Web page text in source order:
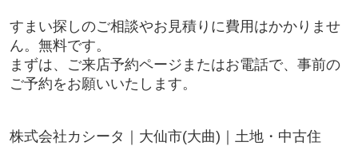
すまい探しのご相談やお見積りに費用はかかりませ
ん。無料です。
まずは、ご来店予約ページまたはお電話で、事前の
ご予約をお願いいたします。
株式会社カシータ｜大仙市(大曲)｜土地・中古住